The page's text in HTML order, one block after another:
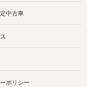
中古車
ポリシー